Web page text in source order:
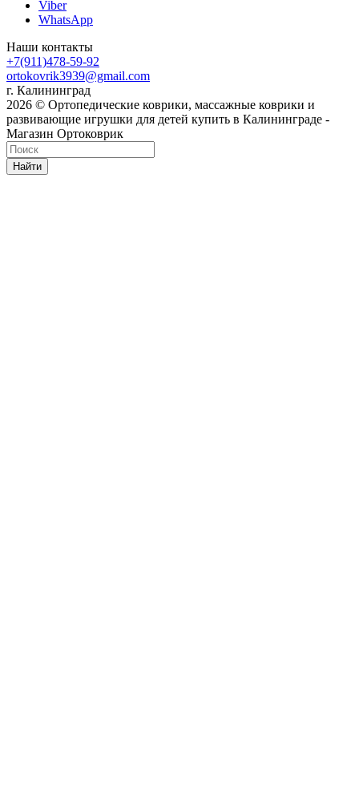
Viber
WhatsApp
Наши контакты
+7(911)478-59-92
ortokovrik3939@gmail.com
г. Калининград
2026 © Ортопедические коврики, массажные коврики и
развивающие игрушки для детей купить в Калининграде -
Магазин Ортоковрик
Найти